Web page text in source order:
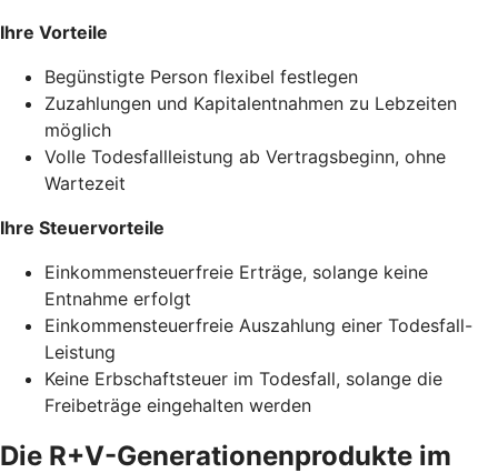
Ihre Vorteile
Begünstigte Person flexibel festlegen
Zuzahlungen und Kapitalentnahmen zu Lebzeiten
möglich
Volle Todesfallleistung ab Vertragsbeginn, ohne
Wartezeit
Ihre Steuervorteile
Einkommensteuerfreie Erträge, solange keine
Entnahme erfolgt
Einkommensteuerfreie Auszahlung einer Todesfall-
Leistung
Keine Erbschaftsteuer im Todesfall, solange die
Freibeträge eingehalten werden
Die R+V-Generationenprodukte im